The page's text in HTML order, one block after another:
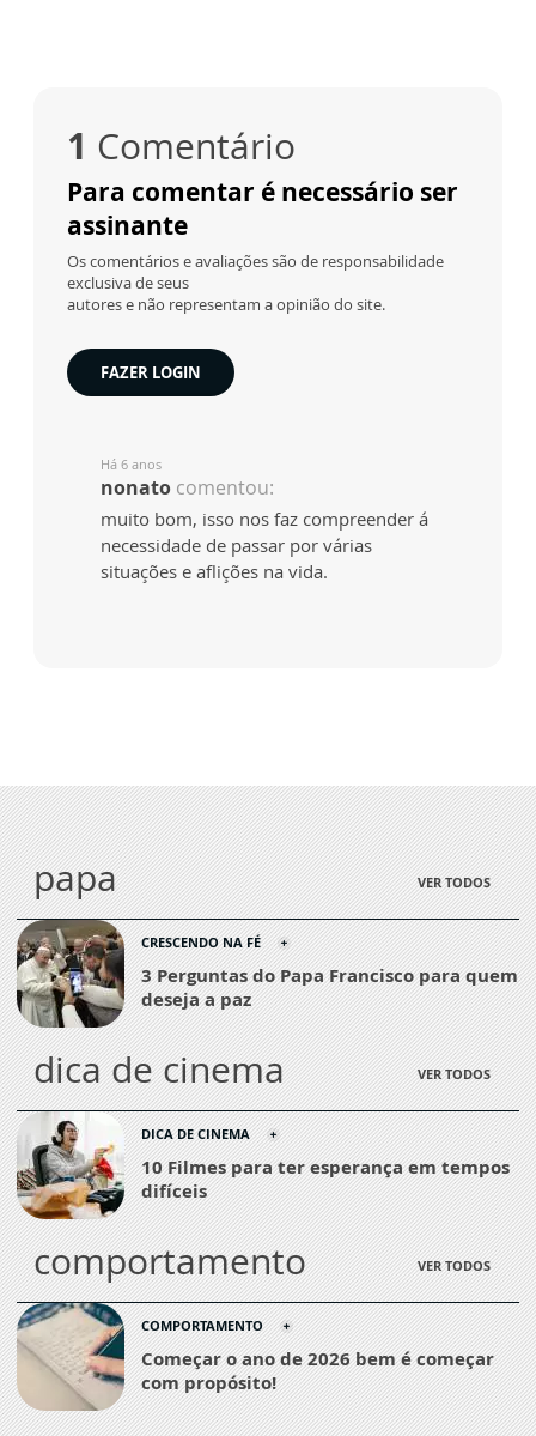
1 Comentário
Para comentar é necessário ser
assinante
Os comentários e avaliações são de responsabilidade
exclusiva de seus
autores e não representam a opinião do site.
FAZER LOGIN
Há 6 anos
nonato comentou:
muito bom, isso nos faz compreender á
necessidade de passar por várias
situações e aflições na vida.
papa VER TODOS
CRESCENDO NA FÉ
3 Perguntas do Papa Francisco para quem
deseja a paz
dica de cinema VER TODOS
DICA DE CINEMA
10 Filmes para ter esperança em tempos
difíceis
comportamento VER TODOS
COMPORTAMENTO
Começar o ano de 2026 bem é começar
com propósito!